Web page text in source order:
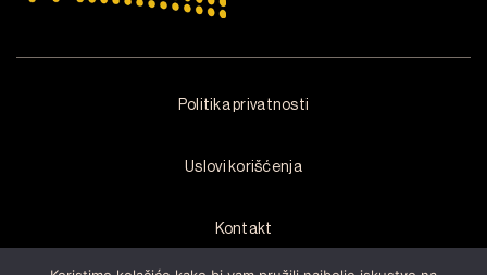
Politika privatnosti
Uslovi korišćenja
Kontakt